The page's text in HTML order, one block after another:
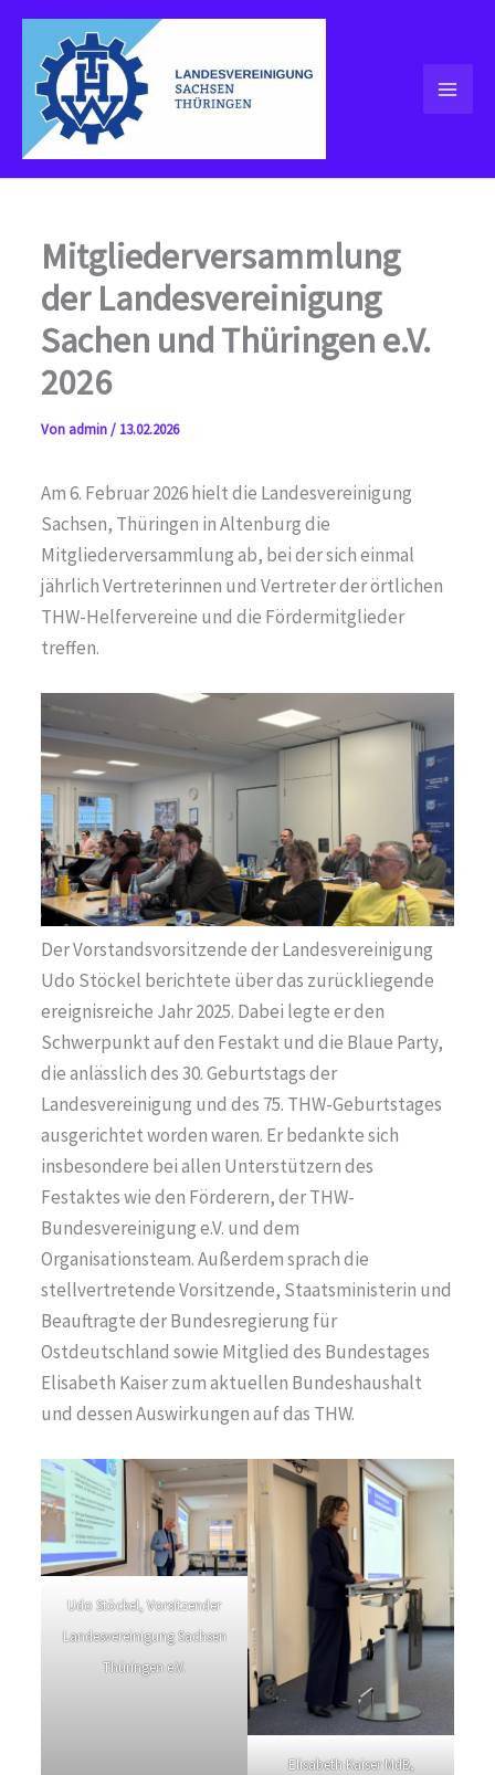
Zum
springen
Mitgliederversammlung
der Landesvereinigung
Sachen und Thüringen e.V.
2026
Von admin/ 13.02.2026
Am 6. Februar 2026 hielt die Landesvereinigung
Sachsen, Thüringen in Altenburg die
Mitgliederversammlung ab, bei der sich einmal
jährlich Vertreterinnen und Vertreter der örtlichen
THW-Helfervereine und die Fördermitglieder
treffen.
Der Vorstandsvorsitzende der Landesvereinigung
Udo Stöckel berichtete über das zurückliegende
ereignisreiche Jahr 2025. Dabei legte er den
Schwerpunkt auf den Festakt und die Blaue Party,
die anlässlich des 30. Geburtstags der
Landesvereinigung und des 75. THW-Geburtstages
ausgerichtet worden waren. Er bedankte sich
insbesondere bei allen Unterstützern des
Festaktes wie den Förderern, der THW-
Bundesvereinigung e.V. und dem
Organisationsteam. Außerdem sprach die
stellvertretende Vorsitzende, Staatsministerin und
Beauftragte der Bundesregierung für
Ostdeutschland sowie Mitglied des Bundestages
Elisabeth Kaiser zum aktuellen Bundeshaushalt
und dessen Auswirkungen auf das THW.
Udo Stöckel, Vorsitzender
Landesvereinigung Sachsen
Thüringen e.V.
Elisabeth Kaiser MdB,